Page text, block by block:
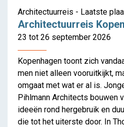
Architectuurreis - Laatste
Architectuurreis
23 tot 26 september 2026
Kopenhagen toont zich
men niet alleen vooruitkijkt,
omgaat met wat er al is.
Pihlmann Architects bouwen
ideeën rond hergebruik en
die tot het uiterste door. In